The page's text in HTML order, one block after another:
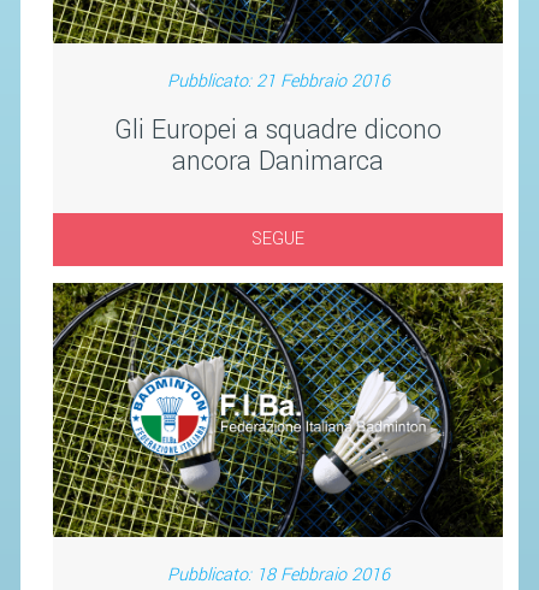
Pubblicato: 21 Febbraio 2016
Gli Europei a squadre dicono
ancora Danimarca
SEGUE
Pubblicato: 18 Febbraio 2016
COMUNICAZIONE E MARKETING
AVVISI E BANDI
SAFEGUARDING
RICHIESTA PATROCINIO
GIUSTIZIA FEDERALE
REGOLAMENTI
PROVVEDIMENTI
ORGANI DI GIUSTIZIA FEDERALE
MAGLIA AZZURRA